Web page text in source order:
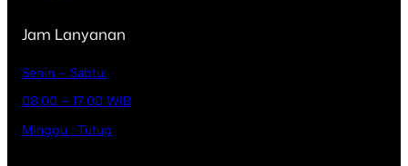
Jam Lanyanan
Senin – Sabtu:
08.00 – 17.00 WIB
Minggu : Tutup